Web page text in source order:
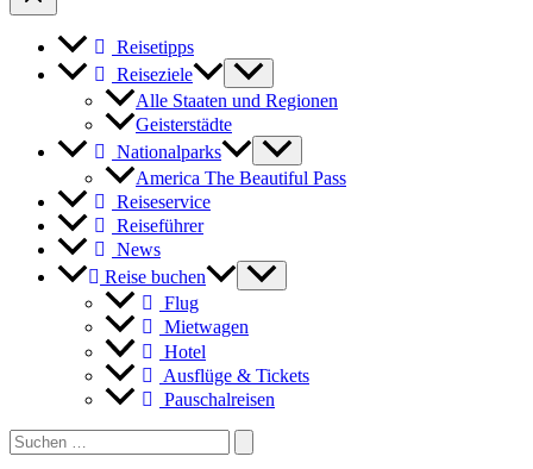
OysterFest
Michaels
Reisetipps
Reiseziele
Alle Staaten und Regionen
Geisterstädte
Nationalparks
America The Beautiful Pass
Reiseservice
Reiseführer
News
Reise buchen
Flug
Mietwagen
Hotel
Ausflüge & Tickets
Pauschalreisen
Search
for: